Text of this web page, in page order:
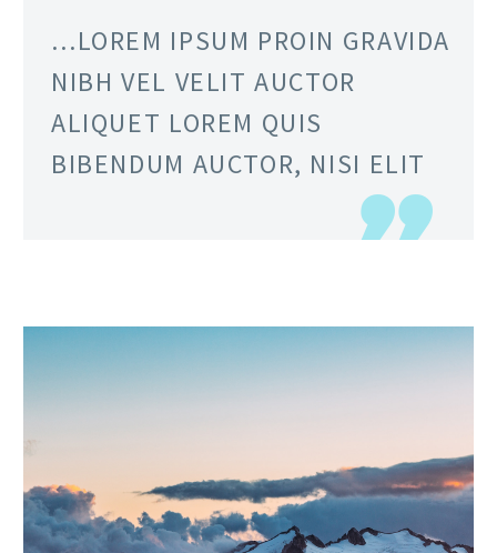
…LOREM IPSUM PROIN GRAVIDA
NIBH VEL VELIT AUCTOR
ALIQUET LOREM QUIS
BIBENDUM AUCTOR, NISI ELIT